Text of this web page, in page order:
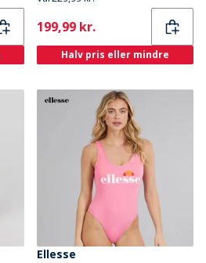
Current
199,99 kr.
Halv pris eller mindre
Ellesse